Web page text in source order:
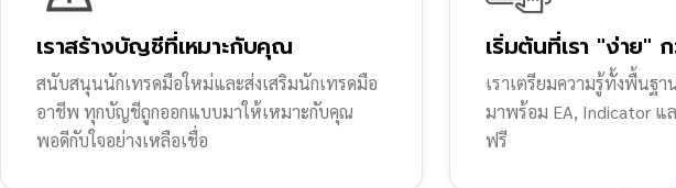
เราสร้างบัญชีที่เหมาะกับคุณ
สนับสนุนนักเทรดมือใหม่และส่งเสริมนักเทรดมือ
อาชีพ ทุกบัญชีถูกออกแบบมาให้เหมาะกับคุณ
พอดีกับใจอย่างเหลือเชื่อ
เริ่มต้นที่เรา "ง่าย"
เราเตรียมความรู้ทั้งพื้นฐ
มาพร้อม EA, Indicator แ
ฟรี